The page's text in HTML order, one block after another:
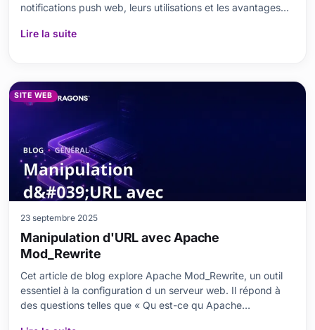
notifications push web, leurs utilisations et les avantages
étapes de base de leur configuration, des exemples d
Lire la suite
SITE WEB
23 septembre 2025
Manipulation d'URL avec Apache
Mod_Rewrite
Cet article de blog explore Apache Mod_Rewrite, un outil
essentiel à la configuration d un serveur web. Il répond à
des questions telles que « Qu est-ce qu Apache